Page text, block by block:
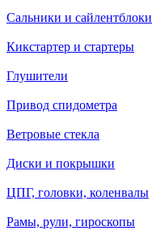
Сальники и сайлентблоки
Кикстартер и стартеры
Глушители
Привод спидометра
Ветровые стекла
Диски и покрышки
ЦПГ, головки, коленвалы
Рамы, рули, гироскопы